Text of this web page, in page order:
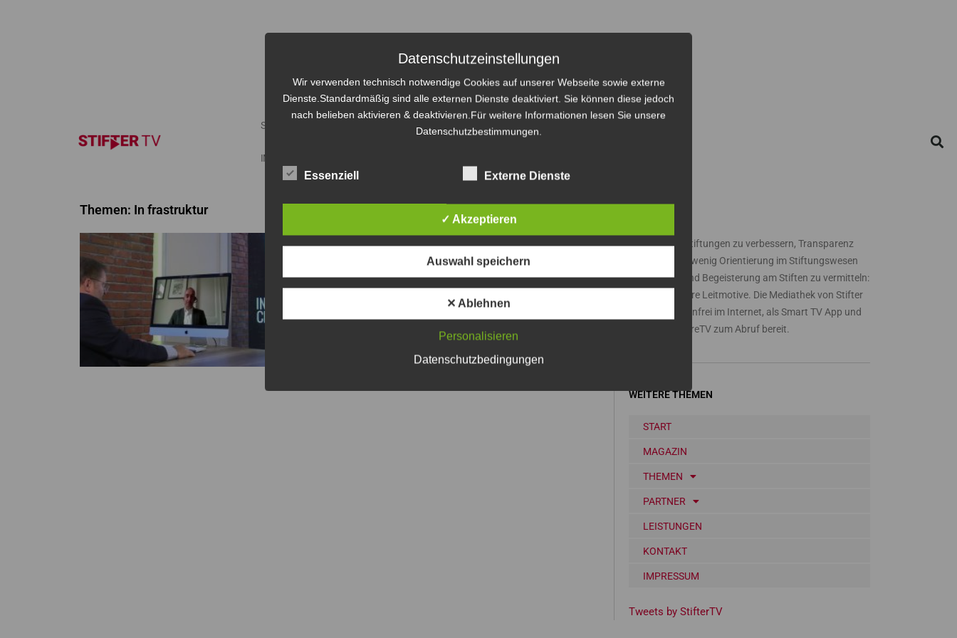
START THEMEN PARTNER
IMPRESSUM
Themen: In frastruktur
nachhaltig und messbar In Europa investieren
Infrastruktur Immobilien vor.
Wissen über Stiftungen zu verbessern, Transparenz
und damit ein wenig Orientierung im Stiftungswesen
zu schaffen und Begeisterung am Stiften zu vermitteln:
Dies sind unsere Leitmotive. Die Mediathek von Stifter
TV steht kostenfrei im Internet, als Smart TV App und
via Amazon FireTV zum Abruf bereit.
WEITERE THEMEN
START
MAGAZIN
THEMEN
PARTNER
LEISTUNGEN
KONTAKT
IMPRESSUM
Tweets by StifterTV
Datenschutzeinstellungen
Wir verwenden technisch notwendige Cookies auf unserer Webseite sowie externe
Dienste.Standardmäßig sind alle externen Dienste deaktiviert. Sie können diese jedoch
nach belieben aktivieren & deaktivieren.Für weitere Informationen lesen Sie unsere
Datenschutzbestimmungen.
Essenziell Externe Dienste
✓ Akzeptieren
Auswahl speichern
✕ Ablehnen
Personalisieren
Datenschutzbedingungen